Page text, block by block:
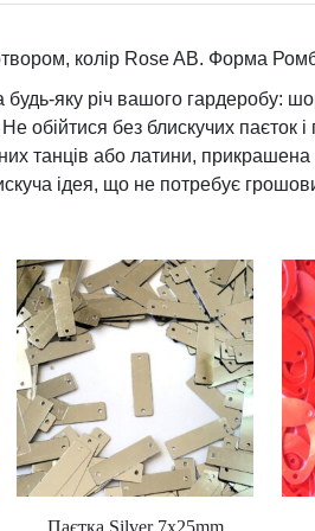
колір Rose AB. Форма
яку річ вашого гардеробу:
обійтися без блискучих
танців або латини,
ідея, що не потребує
Паєтка Silver 7x25mm